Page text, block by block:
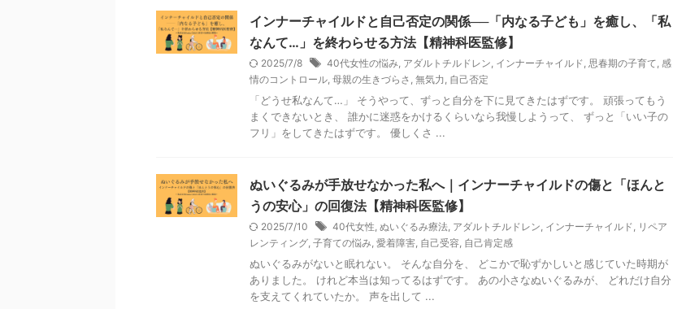
インナーチャイルドと自己否定の関係──「内なる子ども」を癒し、「私
なんて…」を終わらせる方法【精神科医監修】
2025/7/8 40代女性の悩み, アダルトチルドレン, インナーチャイルド, 思春期の子育て, 感
情のコントロール, 母親の生きづらさ , 無気力, 自己否定
「どうせ私なんて…」 そうやって、ずっと自分を下に見てきたはずです。 頑張ってもう
まくできないとき、 誰かに迷惑をかけるくらいなら我慢しようって、 ずっと「いい子の
フリ」をしてきたはずです。 優しくさ ...
ぬいぐるみが手放せなかった私へ｜インナーチャイルドの傷と「ほんと
うの安心」の回復法【精神科医監修】
2025/7/10 40代女性, ぬいぐるみ療法, アダルトチルドレン, インナーチャイルド, リペア
レンティング, 子育ての悩み, 愛着障害, 自己受容, 自己肯定感
ぬいぐるみがないと眠れない。 そんな自分を、 どこかで恥ずかしいと感じていた時期が
ありました。 けれど本当は知ってるはずです。 あの小さなぬいぐるみが、 どれだけ自分
を支えてくれていたか。 声を出して ...